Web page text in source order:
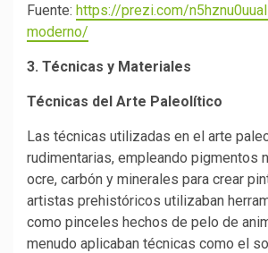
Fuente: https://prezi.com/
moderno/
3. Técnicas y Materiales
Técnicas del Arte Paleolítico
Las técnicas utilizadas en el arte
rudimentarias, empleando pigmentos
ocre, carbón y minerales para crear
artistas prehistóricos utilizaban
como pinceles hechos de pelo de
menudo aplicaban técnicas como el